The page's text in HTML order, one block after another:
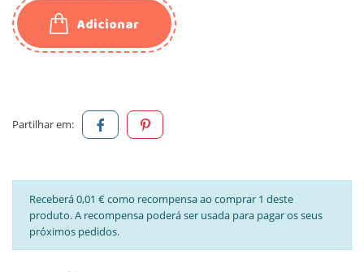
Adicionar
Partilhar em:
Receberá 0,01 € como recompensa ao comprar 1 deste
produto. A recompensa poderá ser usada para pagar os seus
próximos pedidos.